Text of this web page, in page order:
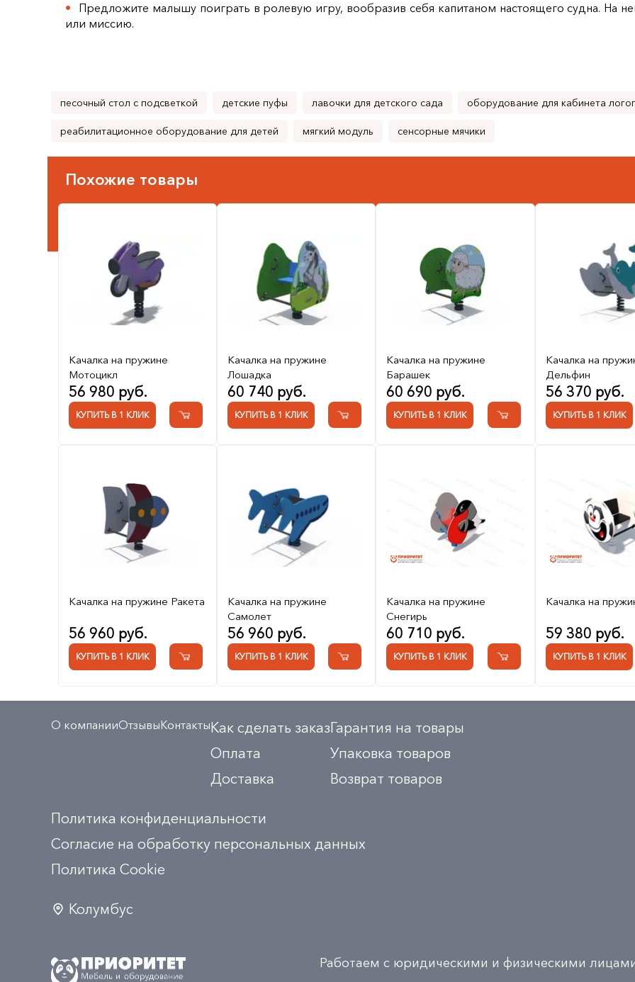
Предложите малышу поиграть в ролевую игру, вообразив себя капитаном настоящего судна. На
или миссию.
песочный стол с подсветкой детские пуфы лавочки для детского сада оборудование для кабинета
реабилитационное оборудование для детей мягкий модуль сенсорные мячики
Похожие товары
Качалка на пружине
Мотоцикл
56 980 руб.
КУПИТЬ В 1 КЛИК
Качалка на пружине
Лошадка
60 740 руб.
КУПИТЬ В 1 КЛИК
Качалка на пружине
Барашек
60 690 руб.
КУПИТЬ В 1 КЛИК
Качалка на
Дельфин
56 370 руб.
КУПИТЬ В 1 КЛИК
Качалка на пружине Ракета
56 960 руб.
КУПИТЬ В 1 КЛИК
Качалка на пружине
Самолет
56 960 руб.
КУПИТЬ В 1 КЛИК
Качалка на пружине
Снегирь
60 710 руб.
КУПИТЬ В 1 КЛИК
Качалка на
59 380 руб.
КУПИТЬ В 1 КЛИК
О компанииОтзывыКонтактыКак сделать заказ
Оплата
Доставка
Гарантия на товары
Упаковка товаров
Возврат товаров
Политика конфиденциальности
Согласие на обработку персональных данных
Политика Сookie
Колумбус
Работаем с юридическими и физическими